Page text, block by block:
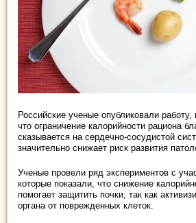
Российские ученые опубликовали работу,
что ограничение калорийности рациона
сказывается на сердечно-сосудистой
значительно снижает риск развития
Ученые провели ряд экспериментов с
которые показали, что снижение
помогает защитить почки, так как
органа от поврежденных клеток.